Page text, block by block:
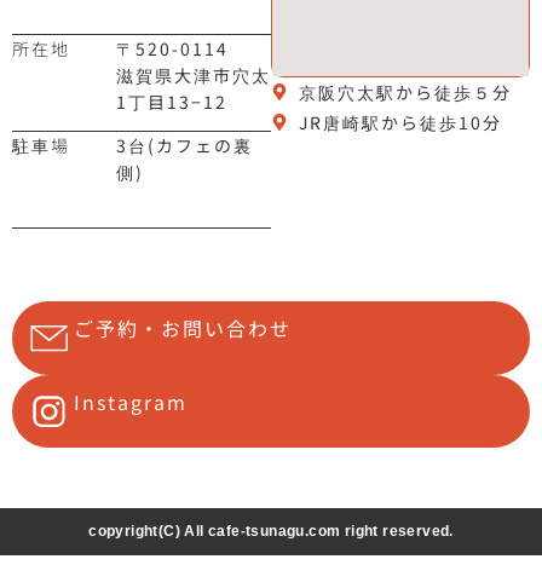
所在地
〒520-0114
滋賀県大津市穴太
1丁目13−12
駐車場
3台(カフェの裏
側)
京阪穴太駅から徒歩５分
JR唐崎駅から徒歩10分
ご予約・お問い合わせ
Instagram
copyright(C) All cafe-tsunagu.com right reserved.